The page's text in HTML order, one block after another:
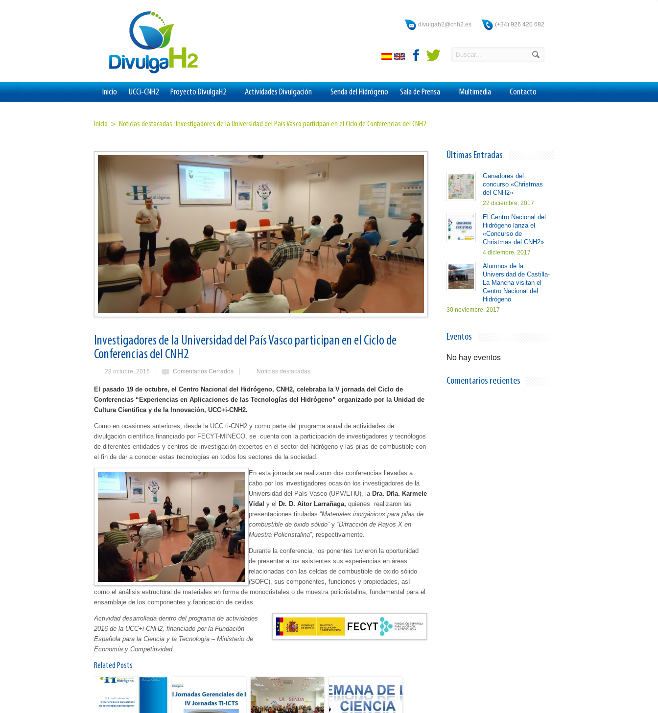
(+34) 926 420 682
divulgah2@cnh2.es
Inicio UCCi-CNH2 Proyecto DivulgaH2 Actividades Divulgación Senda del Hidrógeno Sala de Prensa Multimedia Contacto
Inicio > Noticias destacadas Investigadores de la Universidad del País Vasco participan en el Ciclo de Conferencias del CNH2
Investigadores de la Universidad del País Vasco participan en el Ciclo de
Conferencias del CNH2
28 octubre, 2016 Comentarios Cerrados Noticias destacadas
El pasado 19 de octubre, el Centro Nacional del Hidrógeno, CNH2, celebraba la V jornada del Ciclo de
Conferencias “Experiencias en Aplicaciones de las Tecnologías del Hidrógeno” organizado por la Unidad de
Cultura Científica y de la Innovación, UCC+i-CNH2.
Como en ocasiones anteriores, desde la UCC+i-CNH2 y como parte del programa anual de actividades de
divulgación científica financiado por FECYT-MINECO, se cuenta con la participación de investigadores y tecnólogos
de diferentes entidades y centros de investigación expertos en el sector del hidrógeno y las pilas de combustible con
el fin de dar a conocer estas tecnologías en todos los sectores de la sociedad.
En esta jornada se realizaron dos conferencias llevadas a
cabo por los investigadores ocasión los investigadores de la
Universidad del País Vasco (UPV/EHU), la Dra. Dña. Karmele
Vidal y el Dr. D. Aitor Larrañaga, quienes realizaron las
presentaciones tituladas “Materiales inorgánicos para pilas de
combustible de óxido sólido” y “Difracción de Rayos X en
Muestra Policristalina”, respectivamente.
Durante la conferencia, los ponentes tuvieron la oportunidad
de presentar a los asistentes sus experiencias en áreas
relacionadas con las celdas de combustible de óxido sólido
(SOFC), sus componentes, funciones y propiedades, así
como el análisis estructural de materiales en forma de monocristales o de muestra policristalina, fundamental para el
ensamblaje de los componentes y fabricación de celdas.
Actividad desarrollada dentro del programa de actividades
2016 de la UCC+i-CNH2, financiado por la Fundación
Española para la Ciencia y la Tecnología – Ministerio de
Economía y Competitividad
Related Posts
Últimas Entradas
Ganadores del
concurso «Christmas
del CNH2»
22 diciembre, 2017
El Centro Nacional del
Hidrógeno lanza el
«Concurso de
Christmas del CNH2»
4 diciembre, 2017
Alumnos de la
Universidad de Castilla-
La Mancha visitan el
Centro Nacional del
Hidrógeno
30 noviembre, 2017
Eventos
No hay eventos
Comentarios recientes